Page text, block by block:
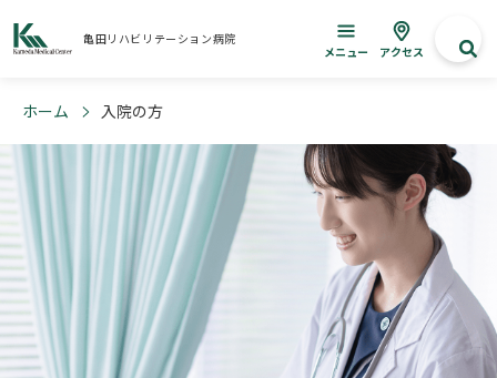
亀田リハビリテーション病院
メニュー アクセス
ホーム 入院の方